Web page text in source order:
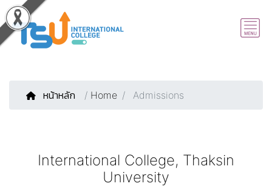
หน้าหลัก / Home Admissions
International College, Thaksin
University